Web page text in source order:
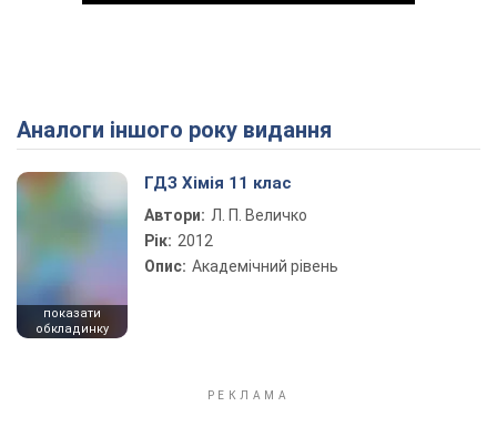
Play Video
Аналоги іншого року видання
показати
обкладинку
ГДЗ Хімія 11 клас
Автори: Л. П. Величко
Рік: 2012
Опис: Академічний рівень